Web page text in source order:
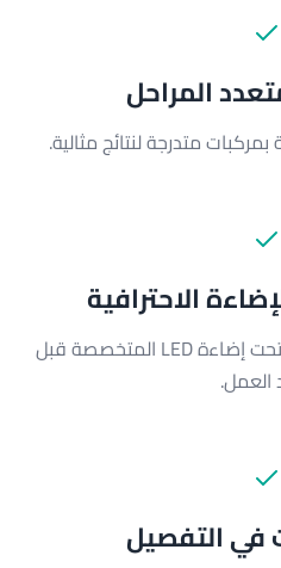
المراحل
متدرجة لنتائج مثالية.
الاحترافية
نفحص كل بوصة من الطلاء تحت إضاءة LED المتخصصة قبل
العمل.
في التفصيل